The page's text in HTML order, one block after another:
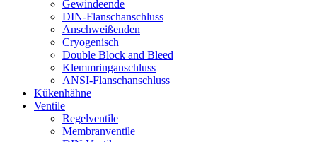
Gewindeende
DIN-Flanschanschluss
Anschweißenden
Cryogenisch
Double Block and Bleed
Klemmringanschluss
ANSI-Flanschanschluss
Kükenhähne
Ventile
Regelventile
Membranventile